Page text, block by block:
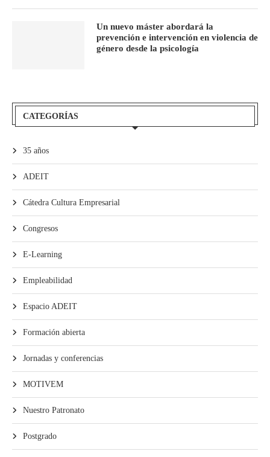
Un nuevo máster abordará la
prevención e intervención en violencia de
género desde la psicología
CATEGORÍAS
35 años
ADEIT
Cátedra Cultura Empresarial
Congresos
E-Learning
Empleabilidad
Espacio ADEIT
Formación abierta
Jornadas y conferencias
MOTIVEM
Nuestro Patronato
Postgrado